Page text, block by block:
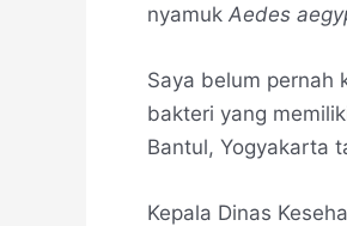
nyamuk Aedes
Saya belum pernah
bakteri yang
Bantul, Yogyakarta
Kepala Dinas